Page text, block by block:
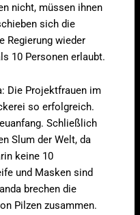
nicht, müssen ihnen
sich die
Regierung wieder
10 Personen erlaubt.
Die Projektfrauen im
so erfolgreich.
Schließlich
Slum der Welt, da
keine 10
und Masken sind
brechen die
Pilzen zusammen.